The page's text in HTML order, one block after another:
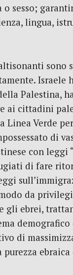
o sesso;
lingua,
sono
Israele
Palestina,
ai cittadini
Linea Verde
di
con leggi
di fare
da
gli ebrei,
di